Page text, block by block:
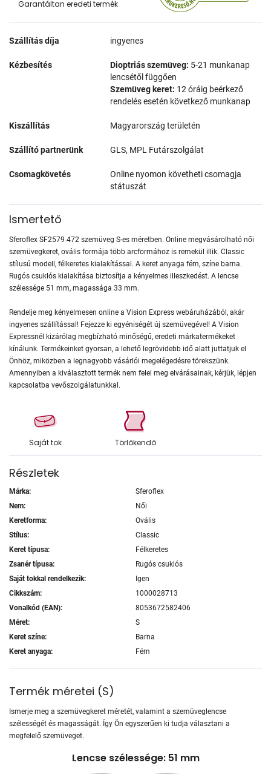
Garantáltan eredeti termék
Szállítás díja ingyenes
Kézbesítés Dioptriás szemüveg: 5-21 munkanap
lencsétől függően
Szemüveg keret: 12 óráig beérkező
rendelés esetén következő munkanap
Kiszállítás Magyarország területén
Szállító partnerünk GLS, MPL Futárszolgálat
Csomagkövetés
Online nyomon követheti csomagja
státuszát
Ismertető
Sferoflex SF2579 472 szemüveg S-es méretben. Online megvásárolható női
szemüvegkeret, ovális formája több arcformához is remekül illik. Classic
stílusú modell, félkeretes kialakítással. A keret anyaga fém, színe barna.
Rugós csuklós kialakítása biztosítja a kényelmes illeszkedést. A lencse
szélessége 51 mm, magassága 33 mm.
Rendelje meg kényelmesen online a Vision Express webáruházából, akár
ingyenes szállítással! Fejezze ki egyéniségét új szemüvegével! A Vision
Expressnél kizárólag megbízható minőségű, eredeti márkatermékeket
kínálunk. Termékeinket gyorsan, a lehető legrövidebb idő alatt juttatjuk el
Önhöz, miközben a legnagyobb vásárlói megelégedésre törekszünk.
Amennyiben a kiválasztott termék nem felel meg elvárásainak, kérjük, lépjen
kapcsolatba vevőszolgálatunkkal.
Saját tok Törlőkendő
Részletek
Márka:
Sferoflex
Nem:
Női
Keretforma:
Ovális
Stílus:
Classic
Keret típusa:
Félkeretes
Zsanér típusa:
Rugós csuklós
Saját tokkal rendelkezik:
Igen
Cikkszám:
1000028713
Vonalkód (EAN):
8053672582406
Méret:
S
Keret színe:
Barna
Keret anyaga:
Fém
Termék méretei (S)
Ismerje meg a szemüvegkeret méretét, valamint a szemüveglencse
szélességét és magasságát. Így Ön egyszerűen ki tudja választani a
megfelelő szemüveget.
Lencse szélessége: 51 mm